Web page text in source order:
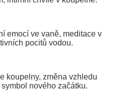
emocí ve vaně, meditace v
pocitů vodou.
koupelny, změna vzhledu
nového začátku.